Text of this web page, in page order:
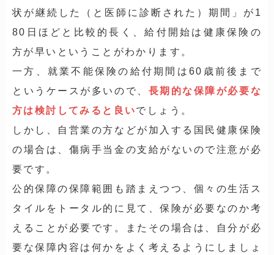
状が継続した（と医師に診断された）期間」が1
80日ほどと比較的長く、給付開始は健康保険の
方が早いということがわかります。
一方、就業不能保険の給付期間は 60歳前後 まで
というケースが多いので、 長期的な保障が必要な
方は検討してみると良いでしょう。
しかし、自営業の方などが加入する国民健康保険
の場合は、傷病手当金の支給がないので注意が必
要です。
公的保障の保障範囲も踏まえつつ、個々の生活ス
タイルをトータル的に見て、保険が必要なのか考
えることが必要です。またその場合は、自分が必
要な保障内容は何かをよく考えるようにしましょ